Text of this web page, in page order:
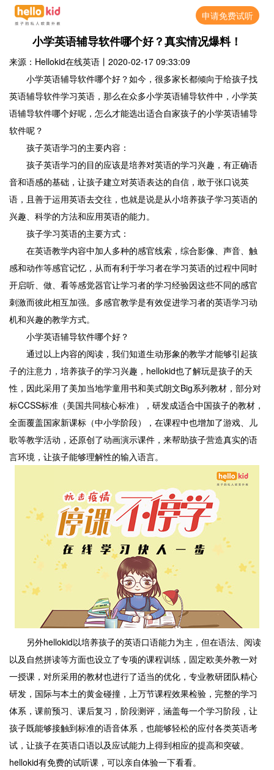
申请免费试听
小学英语辅导软件哪个好？真实情况爆料！
来源：Hellokid在线英语 丨 2020-02-17 09:33:09
小学英语辅导软件哪个好？如今，很多家长都倾向于给孩子找
英语辅导软件学习英语，那么在众多小学英语辅导软件中，小学英
语辅导软件哪个好呢，怎么才能选出适合自家孩子的小学英语辅导
软件呢？
孩子英语学习的主要内容：
孩子英语学习的目的应该是培养对英语的学习兴趣，有正确语
音和语感的基础，让孩子建立对英语表达的自信，敢于张口说英
语，且善于运用英语去交往，也就是说是从小培养孩子学习英语的
兴趣、科学的方法和应用英语的能力。
孩子学习英语的主要方式：
在英语教学内容中加人多种的感官线索，综合影像、声音、触
感和动作等感官记忆，从而有利于学习者在学习英语的过程中同时
开启听、做、看等感觉器官让学习者的学习经验因这些不同的感官
刺激而彼此相互加强。多感官教学是有效促进学习者的英语学习动
机和兴趣的教学方式。
小学英语辅导软件哪个好？
通过以上内容的阅读，我们知道生动形象的教学才能够引起孩
子的注意力，培养孩子的学习兴趣，hellokid也了解玩是孩子的天
性，因此采用了美加当地学童用书和美式朗文Big系列教材，部分对
标CCSS标准（美国共同核心标准），研发成适合中国孩子的教材，
全面覆盖国家新课标（中小学阶段），在课程中也增加了游戏、儿
歌等教学活动，还原创了动画演示课件，来帮助孩子营造真实的语
言环境，让孩子能够理解性的输入语言。
另外hellokid以培养孩子的英语口语能力为主，但在语法、阅读
以及自然拼读等方面也设立了专项的课程训练，固定欧美外教一对
一授课，对所采用的教材也进行了适当的优化，专业教研团队精心
研发，国际与本土的黄金碰撞，上万节课程效果检验，完整的学习
体系，课前预习、课后复习，阶段测评，涵盖每一个学习阶段，让
孩子既能够接触到标准的语音体系，也能够轻松的应付各类英语考
试，让孩子在英语口语以及应试能力上得到相应的提高和突破。
hellokid有免费的试听课，可以亲自体验一下看看。